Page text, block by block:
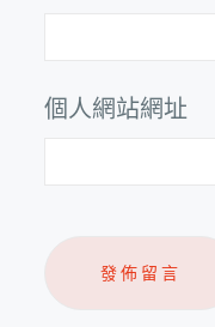
個人網站網址